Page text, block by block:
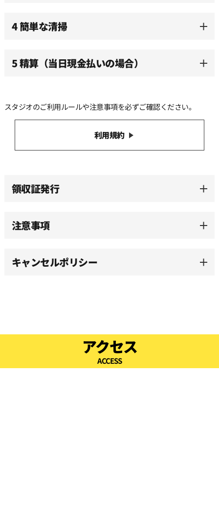
12:00
16:00
4 簡単な清掃
5 精算（当日現金払いの場合）
スタジオのご利用ルールや注意事項を必ずご確認ください。
利用規約
領収証発行
注意事項
キャンセルポリシー
アクセス
ACCESS